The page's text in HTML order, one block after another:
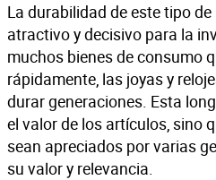
La durabilidad de este tipo
atractivo y decisivo para la
muchos bienes de consumo
rápidamente, las joyas y
durar generaciones. Esta
el valor de los artículos, sino
sean apreciados por varias
su valor y relevancia.